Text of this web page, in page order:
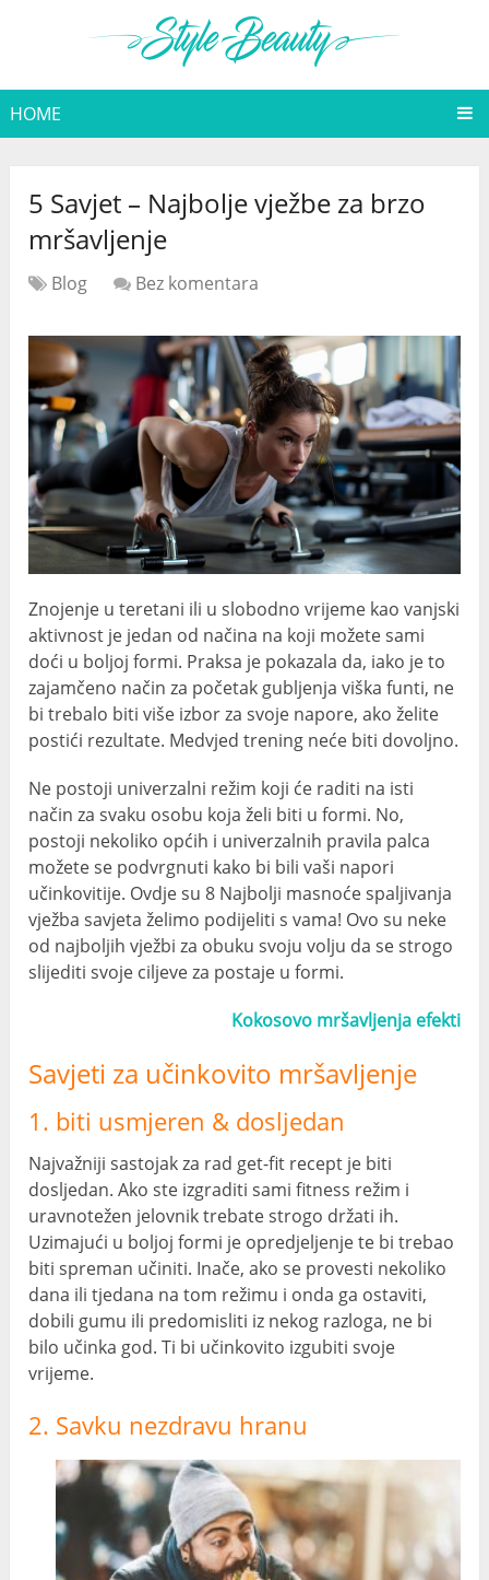
HOME
5 Savjet – Najbolje vježbe za brzo
mršavljenje
Blog Bez komentara
Znojenje u teretani ili u slobodno vrijeme kao vanjski
aktivnost je jedan od načina na koji možete sami
doći u boljoj formi. Praksa je pokazala da, iako je to
zajamčeno način za početak gubljenja viška funti, ne
bi trebalo biti više izbor za svoje napore, ako želite
postići rezultate. Medvjed trening neće biti dovoljno.
Ne postoji univerzalni režim koji će raditi na isti
način za svaku osobu koja želi biti u formi. No,
postoji nekoliko općih i univerzalnih pravila palca
možete se podvrgnuti kako bi bili vaši napori
učinkovitije. Ovdje su 8 Najbolji masnoće spaljivanja
vježba savjeta želimo podijeliti s vama! Ovo su neke
od najboljih vježbi za obuku svoju volju da se strogo
slijediti svoje ciljeve za postaje u formi.
Kokosovo mršavljenja efekti
Savjeti za učinkovito mršavljenje
1. biti usmjeren & dosljedan
Najvažniji sastojak za rad get-fit recept je biti
dosljedan. Ako ste izgraditi sami fitness režim i
uravnotežen jelovnik trebate strogo držati ih.
Uzimajući u boljoj formi je opredjeljenje te bi trebao
biti spreman učiniti. Inače, ako se provesti nekoliko
dana ili tjedana na tom režimu i onda ga ostaviti,
dobili gumu ili predomisliti iz nekog razloga, ne bi
bilo učinka god. Ti bi učinkovito izgubiti svoje
vrijeme.
2. Savku nezdravu hranu